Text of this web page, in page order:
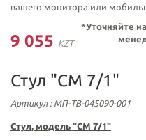
вашего монитора или
9 055 KZT
*Уточняйте
Стул "СМ 7/1"
Артикул: МП-ТВ-045090-001
Стул, модель "СМ 7/1"